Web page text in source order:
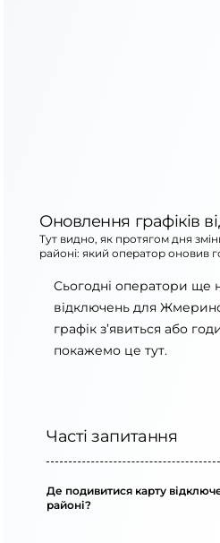
Оновлення графіків
Тут видно, як протягом дня
районі: який оператор оновив
Сьогодні оператори ще
відключень для
графік з’явиться або
покажемо це тут.
Часті запитання
Де подивитися карту
районі?